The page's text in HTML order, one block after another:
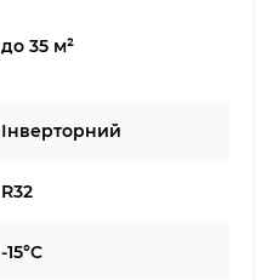
до 35 м²
Інверторний
R32
-15°C